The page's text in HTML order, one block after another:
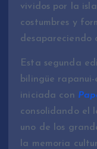
vividos por la
costumbres y
desapareciendo
Esta segunda
bilingüe
iniciada con
consolidando el
uno de los
la memoria